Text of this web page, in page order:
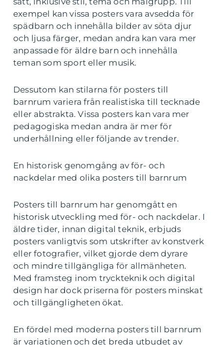
exempel kan vissa posters vara avsedda för
spädbarn och innehålla bilder av söta djur
och ljusa färger, medan andra kan vara mer
anpassade för äldre barn och innehålla
teman som sport eller musik.
Dessutom kan stilarna för posters till
barnrum variera från realistiska till tecknade
eller abstrakta. Vissa posters kan vara mer
pedagogiska medan andra är mer för
underhållning eller följande av trender.
En historisk genomgång av för- och
nackdelar med olika posters till barnrum
Posters till barnrum har genomgått en
historisk utveckling med för- och nackdelar. I
äldre tider, innan digital teknik, erbjuds
posters vanligtvis som utskrifter av konstverk
eller fotografier, vilket gjorde dem dyrare
och mindre tillgängliga för allmänheten.
Med framsteg inom tryckteknik och digital
design har dock priserna för posters minskat
och tillgängligheten ökat.
En fördel med moderna posters till barnrum
är variationen och det breda utbudet av